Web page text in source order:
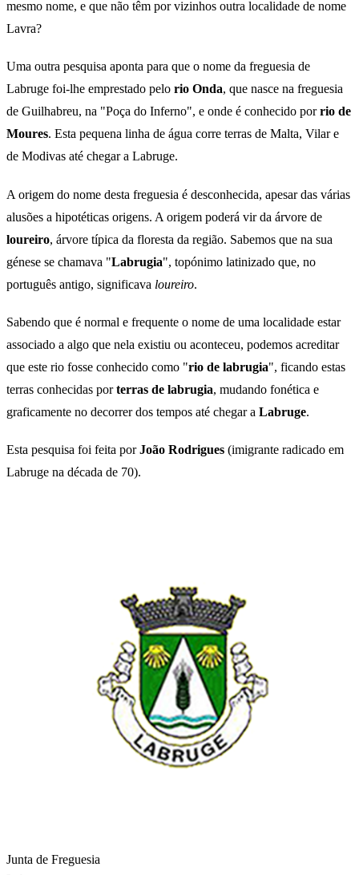
mesmo nome, e que não têm por vizinhos outra localidade de nome
Lavra?
Uma outra pesquisa aponta para que o nome da freguesia de
Labruge foi-lhe emprestado pelo rio Onda, que nasce na freguesia
de Guilhabreu, na "Poça do Inferno", e onde é conhecido porrio de
Moures. Esta pequena linha de água corre terras de Malta, Vilar e
de Modivas até chegar a Labruge.
A origem do nome desta freguesia é desconhecida, apesar das várias
alusões a hipotéticas origens. A origem poderá vir da árvore de
loureiro, árvore típica da floresta da região. Sabemos que na sua
génese se chamava "Labrugia", topónimo latinizado que, no
português antigo, significava loureiro.
Sabendo que é normal e frequente o nome de uma localidade estar
associado a algo que nela existiu ou aconteceu, podemos acreditar
que este rio fosse conhecido como "rio de labrugia", ficando estas
terras conhecidas porterras de labrugia, mudando fonética e
graficamente no decorrer dos tempos até chegar a Labruge.
Esta pesquisa foi feita porJoão Rodrigues (imigrante radicado em
Labruge na década de 70).
Junta de Freguesia